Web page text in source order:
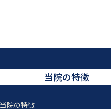
当院の特徴
当院の特徴